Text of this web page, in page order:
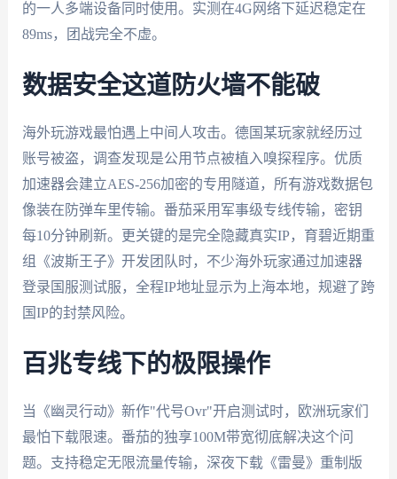
的一人多端设备同时使用。实测在4G网络下延迟稳定在
89ms，团战完全不虚。
数据安全这道防火墙不能破
海外玩游戏最怕遇上中间人攻击。德国某玩家就经历过
账号被盗，调查发现是公用节点被植入嗅探程序。优质
加速器会建立AES-256加密的专用隧道，所有游戏数据包
像装在防弹车里传输。番茄采用军事级专线传输，密钥
每10分钟刷新。更关键的是完全隐藏真实IP，育碧近期重
组《波斯王子》开发团队时，不少海外玩家通过加速器
登录国服测试服，全程IP地址显示为上海本地，规避了跨
国IP的封禁风险。
百兆专线下的极限操作
当《幽灵行动》新作"代号Ovr"开启测试时，欧洲玩家们
最怕下载限速。番茄的独享100M带宽彻底解决这个问
题。支持稳定无限流量传输，深夜下载《雷曼》重制版